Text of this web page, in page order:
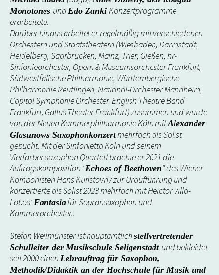
Monotones und Edo Zanki Konzertprogramme
erarbeitete.
Darüber hinaus arbeitet er regelmäßig mit verschiedenen
Orchestern und Staatstheatern (Wiesbaden, Darmstadt,
Heidelberg, Saarbrücken, Mainz, Trier, Gießen, hr-
Sinfonieorchester, Opern & Museumsorchester Frankfurt,
Südwestfälische Philharmonie, Württembergische
Philharmonie Reutlingen, National-Orchester Mannheim,
Capitol Symphonie Orchester, English Theatre Band
Frankfurt, Gallus Theater Frankfurt) zusammen und wurde
von der Neuen Kammerphilharmonie Köln mitAlexander
Glasunows Saxophonkonzertmehrfach als Solist
gebucht. Mit der Sinfonietta Köln und seinem
Vierfarbensaxophon Quartett brachte er 2021 die
Auftragskomposition "Echoes of Beethoven" des Wiener
Komponisten Hans Kunstovny zur Uraufführung und
konzertierte als Solist 2023 mehrfach mit Heictor Villa-
Lobos' Fantasia für Sopransaxophon und
Kammerorchester..
Stefan Weilmünster ist hauptamtlich stellvertretender
Schulleiter der Musikschule Seligenstadt und bekleidet
seit 2000 einen Lehrauftrag für Saxophon,
Methodik/Didaktik an der Hochschule für Musik und